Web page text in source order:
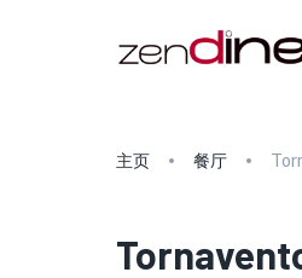
主页 餐厅